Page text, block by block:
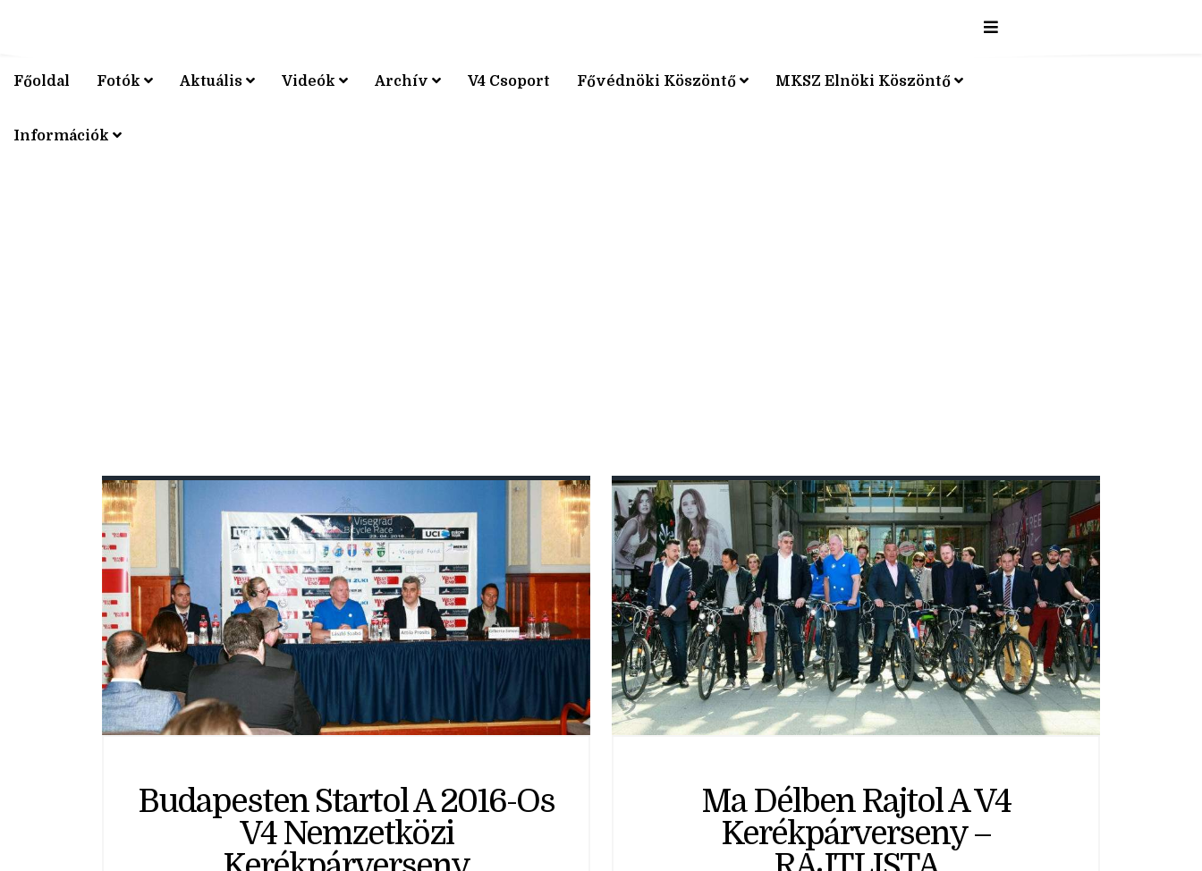
Főoldal Fotók Aktuális Videók Archív V4 Csoport Fővédnöki Köszöntő MKSZ Elnöki Köszöntő
Információk
Budapesten Startol A 2016-Os
V4 Nemzetközi
Ma Délben Rajtol A V4
Kerékpárverseny –